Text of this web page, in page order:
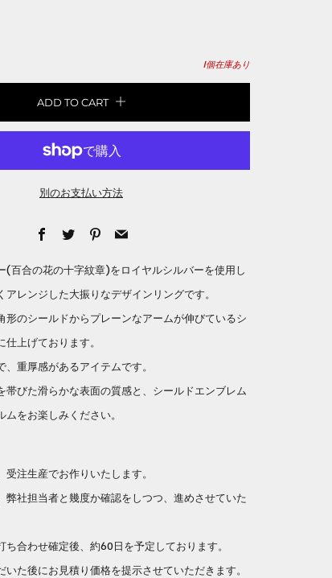
1個在庫あり
ADD TO CART
別のお支払い方法
Facebook
TwitterPinterest
Email
(百合の花の十字紋章)をロイヤルシルバーを使用し
レンジした大振りなデザインリングです。
形のシールドからプレーンなアームが伸びているシ
上げております。
重厚感があるアイテムです。
帯びた滑らかな表面の質感と、シールドエンブレム
をお楽しみください。
注生産でお作りいたします。
社担当者と幾度か確認をしつつ、進めさせていた
合わせ確定後、約60日を予定しております。
た後にお見積り価格を提示させていただきます。